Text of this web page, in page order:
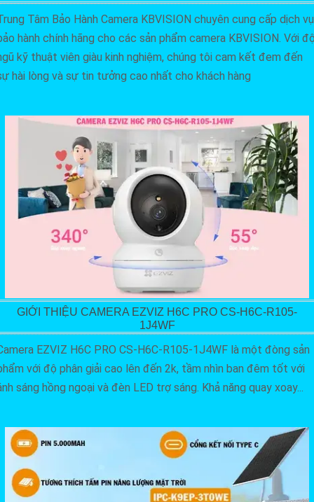
Tâm Bảo Hành Camera KBVISION chuyên cung cấp dịch vụ
hành chính hãng cho các sản phẩm camera KBVISION. Với
kỹ thuật viên giàu kinh nghiệm, chúng tôi cam kết đem đến
hài lòng và sự tin tưởng cao nhất cho khách hàng
GIỚI THIỆU CAMERA EZVIZ H6C PRO CS-H6C-R105-
1J4WF
EZVIZ H6C PRO CS-H6C-R105-1J4WF là một đòng sản
với độ phân giải cao lên đến 2k, tầm nhìn ban đêm tốt với
sáng hồng ngoại và đèn LED trợ sáng. Khả năng quay xoay...